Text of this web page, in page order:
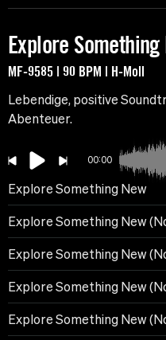
Explore Something
MF-9585 | 90 BPM | H-Moll
Lebendige, positive
Abenteuer.
00:00
Explore Something New
Explore Something New
Explore Something New
Explore Something New
Explore Something New